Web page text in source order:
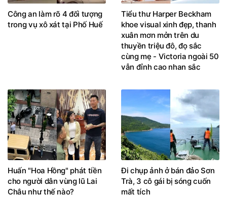
Công an làm rõ 4 đối tượng
trong vụ xô xát tại Phố Huế
Tiểu thư Harper Beckham
khoe visual xinh đẹp, thanh
xuân mơn mởn trên du
thuyền triệu đô, đọ sắc
cùng mẹ - Victoria ngoài 50
vẫn đỉnh cao nhan sắc
Huấn "Hoa Hồng" phát tiền
cho người dân vùng lũ Lai
Châu như thế nào?
Đi chụp ảnh ở bán đảo Sơn
Trà, 3 cô gái bị sóng cuốn
mất tích